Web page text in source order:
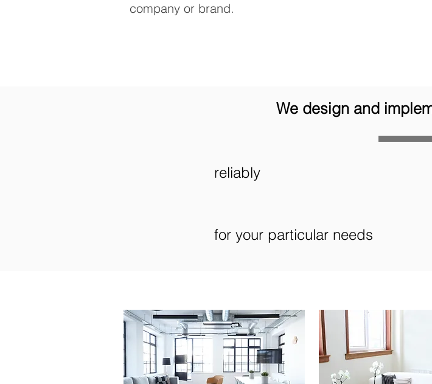
company or brand.
We design and
reliably
for your particular needs